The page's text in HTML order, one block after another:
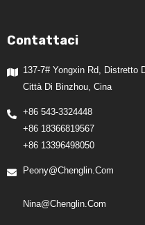
Contattaci
137-7# Yongxin Rd, Distretto
Città Di Binzhou, Cina
+86 543-3324448
+86 18366819567
+86 13396498050
Peony@chenglin.com
Nina@chenglin.com